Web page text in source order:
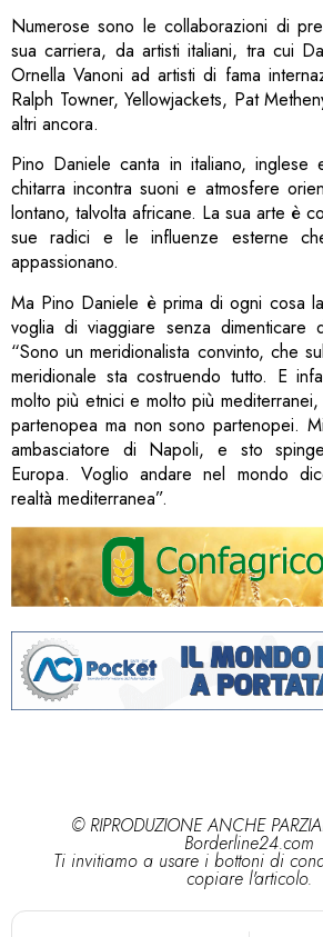
Numerose sono le collaborazioni di
sua carriera, da artisti italiani, tra cui
Ornella Vanoni ad artisti di fama
Ralph Towner, Yellowjackets, Pat
altri ancora.
Pino Daniele canta in italiano, inglese
chitarra incontra suoni e atmosfere
lontano, talvolta africane. La sua arte è
sue radici e le influenze esterne
appassionano.
Ma Pino Daniele è prima di ogni cosa
voglia di viaggiare senza
“Sono un meridionalista convinto, che
meridionale sta costruendo tutto. E
molto più etnici e molto più
partenopea ma non sono partenopei.
ambasciatore di Napoli, e sto
Europa. Voglio andare nel mondo
realtà mediterranea”.
© RIPRODUZIONE ANCHE
Borderline24.com
Ti invitiamo a usare i bottoni di
copiare l'articolo.